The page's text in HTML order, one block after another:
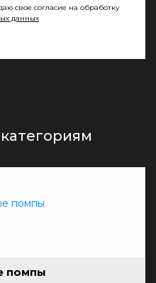
свое согласие на обработку
данных
помпы